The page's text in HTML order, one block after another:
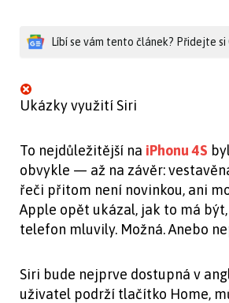
Líbí se vám tento článek? Přidejte si
Ukázky využití Siri
To nejdůležitější na iPhonu 4S
obvykle — až na závěr:
řeči přitom není novinkou, ani
Apple opět ukázal, jak to má
telefon mluvily. Možná. Anebo
Siri bude nejprve dostupná v
uživatel podrží tlačítko Home,